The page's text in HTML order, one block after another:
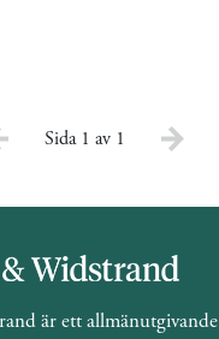
Sida 1 av 1
är ett allmänutgivande